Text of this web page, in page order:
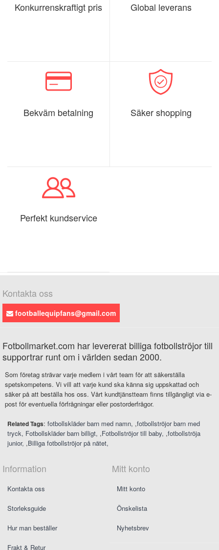
Konkurrenskraftigt pris Global leverans
Bekväm betalning Säker shopping
Perfekt kundservice
Kontakta oss
footballequipfans@gmail.com
Fotbollmarket.com har levererat billiga fotbollströjor till
supportrar runt om i världen sedan 2000.
Som företag strävar varje medlem i vårt team för att säkerställa
spetskompetens. Vi vill att varje kund ska känna sig uppskattad och
säker på att beställa hos oss. Vårt kundtjänstteam finns tillgängligt via e-
post för eventuella förfrågningar eller postorderfrågor.
Related Tags: fotbollskläder barn med namn ,fotbollströjor barn med
tryck Fotbollskläder barn billigt ,Fotbollströjor till baby ,fotbollströja
junior ,Billiga fotbollströjor på nätet
Information
Kontakta oss
Storleksguide
Hur man beställer
Frakt & Retur
Mitt konto
Mitt konto
Önskelista
Nyhetsbrev